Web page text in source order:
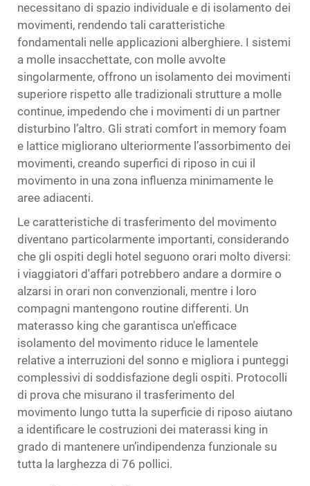
necessitano di spazio individuale e di isolamento dei
movimenti, rendendo tali caratteristiche
fondamentali nelle applicazioni alberghiere. I sistemi
a molle insacchettate, con molle avvolte
singolarmente, offrono un isolamento dei movimenti
superiore rispetto alle tradizionali strutture a molle
continue, impedendo che i movimenti di un partner
disturbino l’altro. Gli strati comfort in memory foam
e lattice migliorano ulteriormente l’assorbimento dei
movimenti, creando superfici di riposo in cui il
movimento in una zona influenza minimamente le
aree adiacenti.
Le caratteristiche di trasferimento del movimento
diventano particolarmente importanti, considerando
che gli ospiti degli hotel seguono orari molto diversi:
i viaggiatori d'affari potrebbero andare a dormire o
alzarsi in orari non convenzionali, mentre i loro
compagni mantengono routine differenti. Un
materasso king che garantisca un'efficace
isolamento del movimento riduce le lamentele
relative a interruzioni del sonno e migliora i punteggi
complessivi di soddisfazione degli ospiti. Protocolli
di prova che misurano il trasferimento del
movimento lungo tutta la superficie di riposo aiutano
a identificare le costruzioni dei materassi king in
grado di mantenere un’indipendenza funzionale su
tutta la larghezza di 76 pollici.